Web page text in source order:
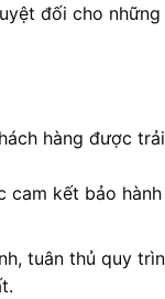
đối cho những
hàng được trải
cam kết bảo hành
tuân thủ quy
.